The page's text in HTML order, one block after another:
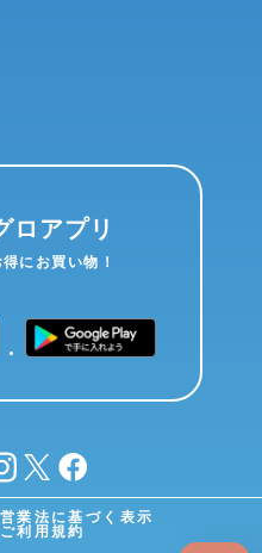
ロアプリ
にお買い物！
X facebook
業法に基づく表示
ご利用規約